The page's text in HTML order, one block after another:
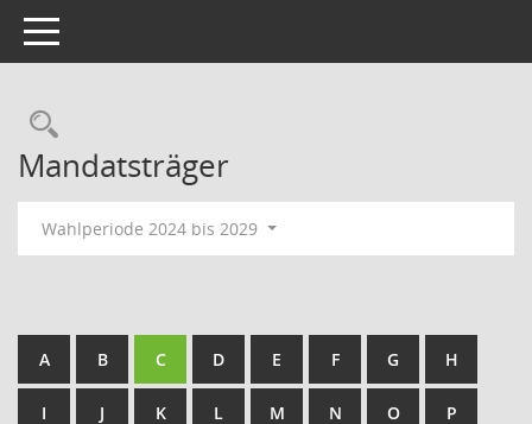
Toggle navigation
Rechercheauswahl
Mandatsträger
Wahlperiode 2024 bis 2029
A B C D E F G H
I J K L M N O P